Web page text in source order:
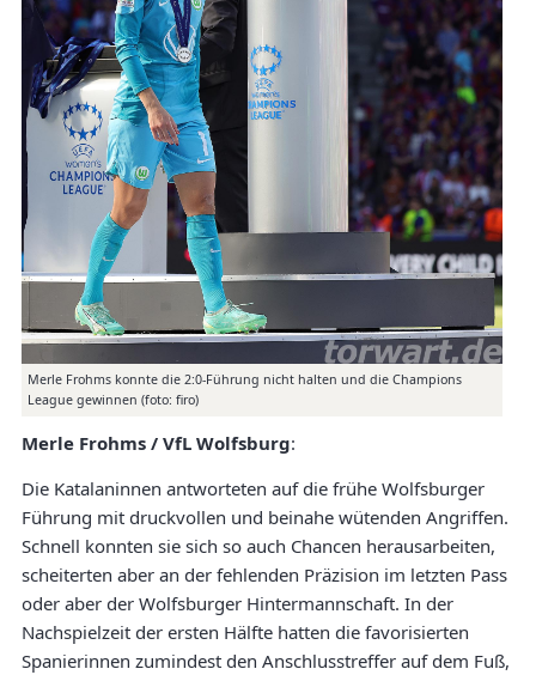
Merle Frohms konnte die 2:0-Führung nicht halten und die Champions
League gewinnen (foto: firo)
Merle Frohms / VfL Wolfsburg:
Die Katalaninnen antworteten auf die frühe Wolfsburger
Führung mit druckvollen und beinahe wütenden Angriffen.
Schnell konnten sie sich so auch Chancen herausarbeiten,
scheiterten aber an der fehlenden Präzision im letzten Pass
oder aber der Wolfsburger Hintermannschaft. In der
Nachspielzeit der ersten Hälfte hatten die favorisierten
Spanierinnen zumindest den Anschlusstreffer auf dem Fuß,